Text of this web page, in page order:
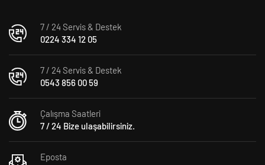
7 / 24 Servis & Destek
0224 334 12 05
7 / 24 Servis & Destek
0543 856 00 59
Çalışma Saatleri
7 / 24 Bize ulaşabilirsiniz.
Eposta